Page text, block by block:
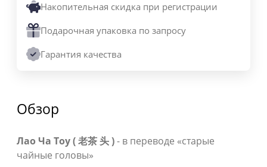
Накопительная скидка при регистрации
Подарочная упаковка по запросу
Гарантия качества
Обзор
Лао Ча Тоу ( 老茶 头 )- в переводе «старые
чайные головы»